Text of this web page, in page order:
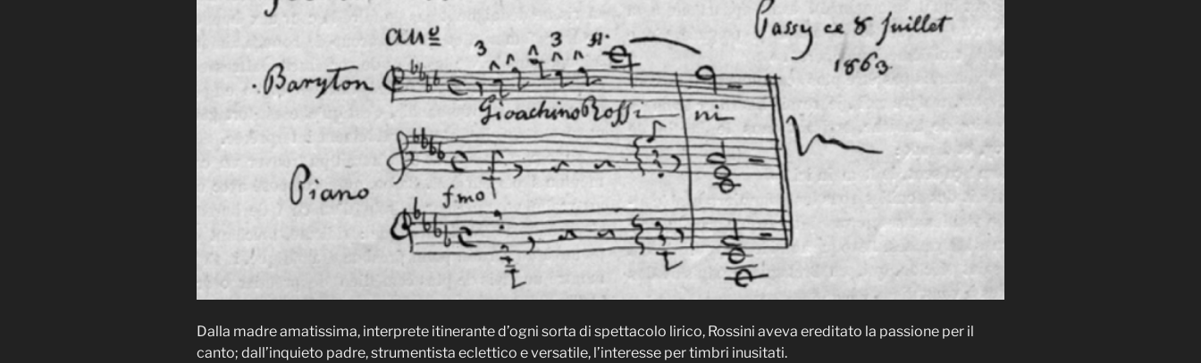
Dalla madre amatissima, interprete itinerante d’ogni sorta di spettacolo lirico, Rossini aveva ereditato la passione per il
canto; dall’inquieto padre, strumentista eclettico e versatile, l’interesse per timbri inusitati.